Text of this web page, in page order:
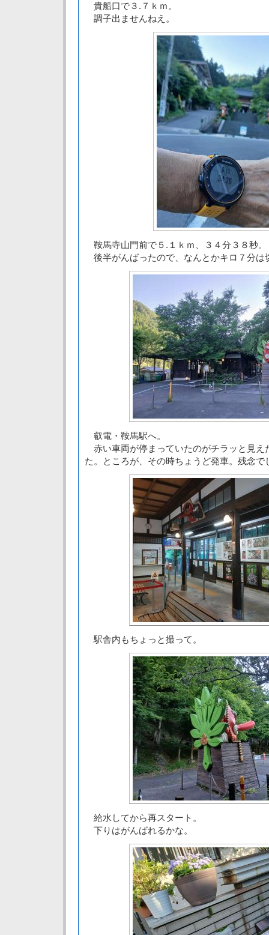
貴船口で３.７ｋｍ。
調子出ませんねえ。
鞍馬寺山門前で５.１ｋｍ、３４分３８秒。
後半がんばったので、なんとかキロ７分は
叡電・鞍馬駅へ。
赤い車両が停まっていたのがチラッと見え
た。ところが、その時ちょうど発車。残念で
駅舎内もちょっと撮って。
給水してから再スタート。
下りはがんばれるかな。